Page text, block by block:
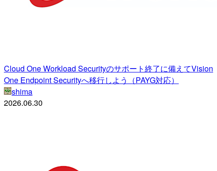
Cloud One Workload Securityのサポート終了に備えてVision
One Endpoint Securityへ移行しよう（PAYG対応）
shima
2026.06.30